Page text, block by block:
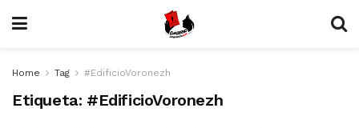
Home Tag #EdificioVoronezh
Etiqueta: #EdificioVoronezh